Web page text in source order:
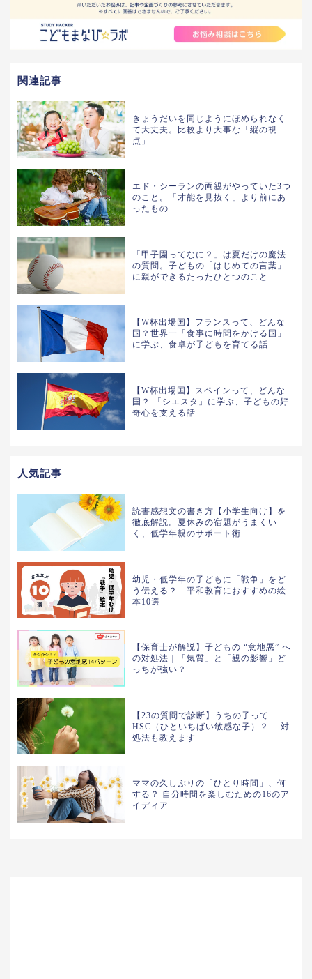
関連記事
きょうだいを同じようにほめられなく
て大丈夫。比較より大事な「縦の視
点」
エド・シーランの両親がやっていた3つ
のこと。「才能を見抜く」より前にあ
ったもの
「甲子園ってなに？」は夏だけの魔法
の質問。子どもの「はじめての言葉」
に親ができるたったひとつのこと
【W杯出場国】フランスって、どんな
国？世界一「食事に時間をかける国」
に学ぶ、食卓が子どもを育てる話
【W杯出場国】スペインって、どんな
国？ 「シエスタ」に学ぶ、子どもの好
奇心を支える話
人気記事
読書感想文の書き方【小学生向け】を
徹底解説。夏休みの宿題がうまくい
く、低学年親のサポート術
幼児・低学年の子どもに「戦争」をど
う伝える？ 平和教育におすすめの絵
本10選
【保育士が解説】子どもの “意地悪” へ
の対処法｜「気質」と「親の影響」ど
っちが強い？
【23の質問で診断】うちの子って
HSC（ひといちばい敏感な子）？ 対
処法も教えます
ママの久しぶりの「ひとり時間」、何
する？ 自分時間を楽しむための16のア
イディア